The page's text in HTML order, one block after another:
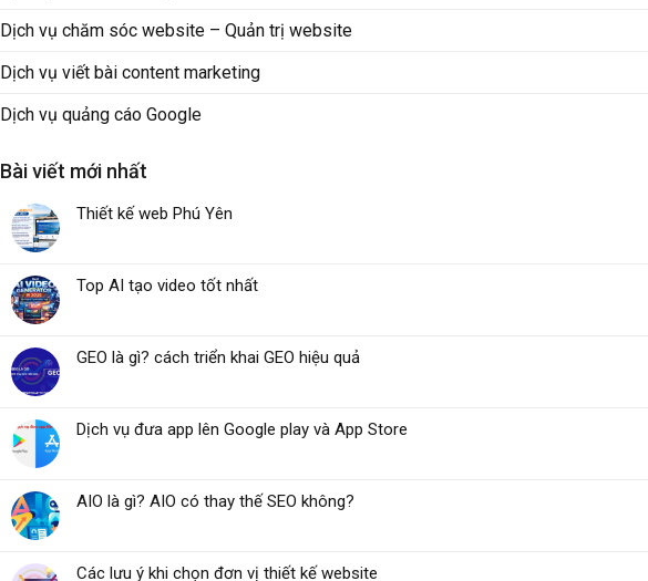
Dịch vụ chăm sóc website – Quản trị website
Dịch vụ viết bài content marketing
Dịch vụ quảng cáo Google
Bài viết mới nhất
Thiết kế web Phú Yên
Top AI tạo video tốt nhất
GEO là gì? cách triển khai GEO hiệu quả
Dịch vụ đưa app lên Google play và App Store
AIO là gì? AIO có thay thế SEO không?
Các lưu ý khi chọn đơn vị thiết kế website